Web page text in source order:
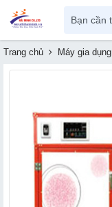
Trang chủ Máy gia dụng